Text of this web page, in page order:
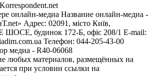
онлайн-медиа Название онлайн-медиа -
Адрес: 02091, місто Київ,
будинок 172-Б, офіс 208/1 E-mail:
Телефон: 044-205-43-00
медиа - R40-06068
любых материалов, размещённых на
при условии ссылки на